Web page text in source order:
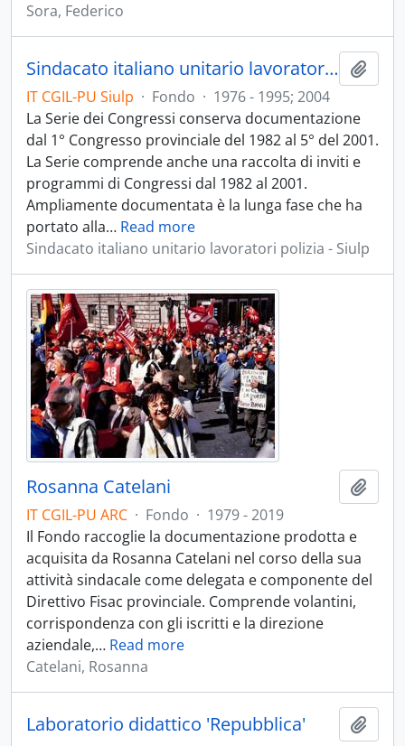
Sora, Federico
Sindacato italiano unitario lavoratori polizia
IT CGIL-PU Siulp · Fondo · 1976 - 1995; 2004
La Serie dei Congressi conserva documentazione
dal 1° Congresso provinciale del 1982 al 5° del 2001.
La Serie comprende anche una raccolta di inviti e
programmi di Congressi dal 1982 al 2001.
Ampliamente documentata è la lunga fase che ha
portato alla… Read more
Sindacato italiano unitario lavoratori polizia - Siulp
Rosanna Catelani
IT CGIL-PU ARC · Fondo · 1979 - 2019
Il Fondo raccoglie la documentazione prodotta e
acquisita da Rosanna Catelani nel corso della sua
attività sindacale come delegata e componente del
Direttivo Fisac provinciale. Comprende volantini,
corrispondenza con gli iscritti e la direzione
aziendale,… Read more
Catelani, Rosanna
Laboratorio didattico 'Repubblica'